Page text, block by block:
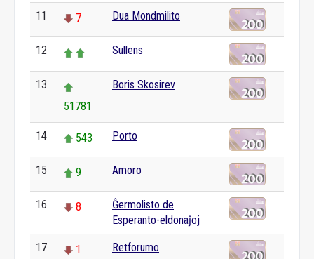
11 7 Dua Mondmilito
12 Sullens
13
51781
Boris Skosirev
14 543 Porto
15 9 Amoro
16 8
Ĝermolisto de
Esperanto-eldonaĵoj
17 1 Retforumo